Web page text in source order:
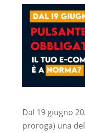
Dal 19 giugno
proroga) una